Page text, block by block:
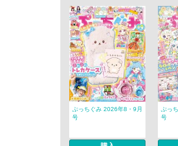
ぷっちぐみ 2026年8・9月
号
ぷっ
号